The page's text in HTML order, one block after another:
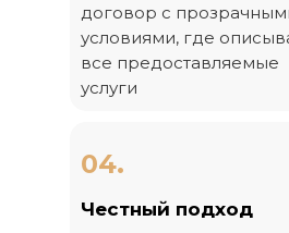
договор с
условиями, где
все предоставляемые
услуги
04.
Честный подход